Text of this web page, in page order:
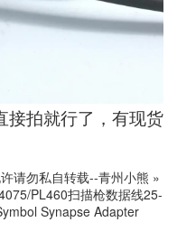
接拍就行了，有现货
请勿私自转载--青州小熊 »
PL460扫描枪数据线25-
Synapse Adapter